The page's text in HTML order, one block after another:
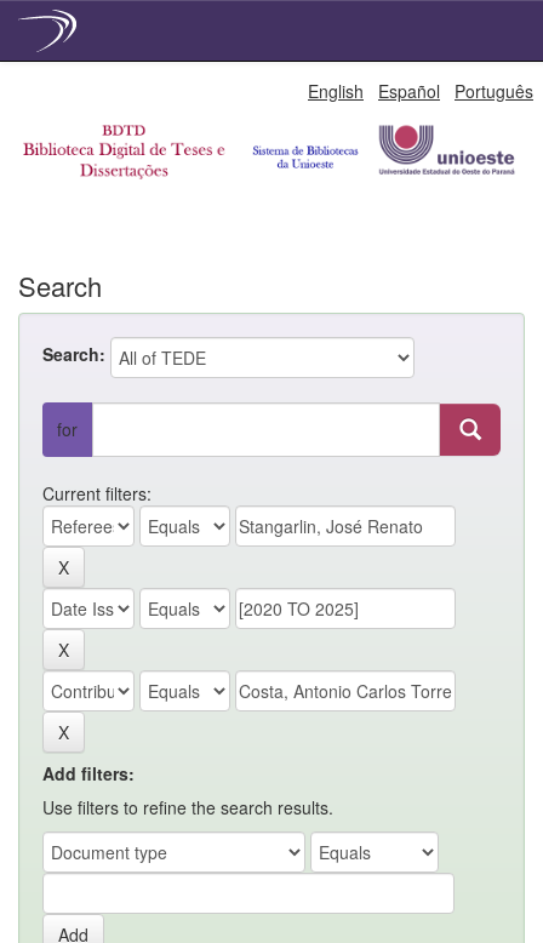
English Español Português
Search
Search:
for
Current filters:
Add filters:
Use filters to refine the search results.